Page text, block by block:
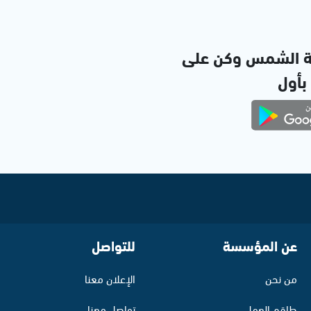
الشمس وكن على
عن المؤسسة
من نحن
للتواصل
الإعلان معنا